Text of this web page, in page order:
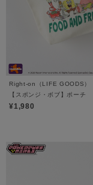
Right-on（LIFE GOODS）
【スポンジ・ボブ】ポーチ
¥1,980